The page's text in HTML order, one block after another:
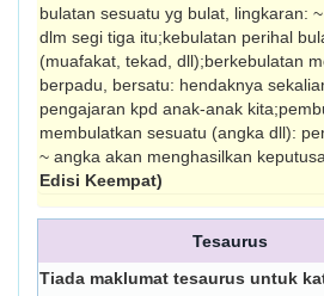
bulatan sesuatu yg bulat, lingkaran:
dlm segi tiga itu;kebulatan perihal
(muafakat, tekad, dll);berkebulatan
berpadu, bersatu: hendaknya
pengajaran kpd anak-anak
membulatkan sesuatu (angka dll):
~ angka akan menghasilkan
Edisi Keempat)
Tesaurus
Tiada maklumat tesaurus untuk